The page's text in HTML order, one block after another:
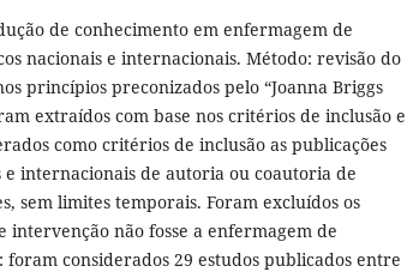
de conhecimento em enfermagem de
nacionais e internacionais. Método: revisão do
princípios preconizados pelo “Joanna Briggs
extraídos com base nos critérios de inclusão e
como critérios de inclusão as publicações
e internacionais de autoria ou coautoria de
sem limites temporais. Foram excluídos os
intervenção não fosse a enfermagem de
foram considerados 29 estudos publicados entre